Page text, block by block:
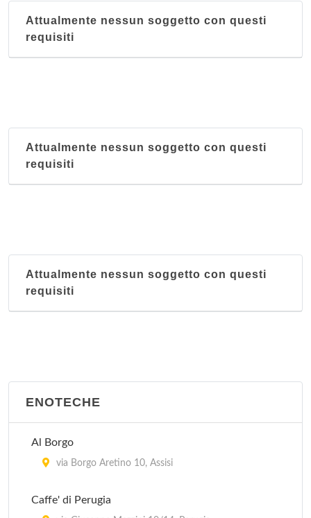
Attualmente nessun soggetto con questi
requisiti
Attualmente nessun soggetto con questi
requisiti
Attualmente nessun soggetto con questi
requisiti
ENOTECHE
Al Borgo
via Borgo Aretino 10, Assisi
Caffe' di Perugia